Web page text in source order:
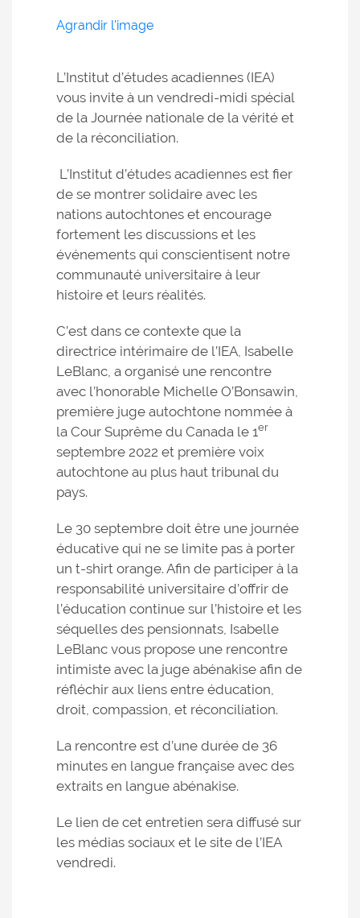
Agrandir l'image
L’Institut d’études acadiennes (IEA)
vous invite à un vendredi-midi spécial
de la Journée nationale de la vérité et
de la réconciliation.
L’Institut d’études acadiennes est fier
de se montrer solidaire avec les
nations autochtones et encourage
fortement les discussions et les
événements qui conscientisent notre
communauté universitaire à leur
histoire et leurs réalités.
C’est dans ce contexte que la
directrice intérimaire de l’IEA, Isabelle
LeBlanc, a organisé une rencontre
avec l’honorable Michelle O’Bonsawin,
première juge autochtone nommée à
la Cour Suprême du Canada le 1er
septembre 2022 et première voix
autochtone au plus haut tribunal du
pays.
Le 30 septembre doit être une journée
éducative qui ne se limite pas à porter
un t-shirt orange. Afin de participer à la
responsabilité universitaire d’offrir de
l’éducation continue sur l’histoire et les
séquelles des pensionnats, Isabelle
LeBlanc vous propose une rencontre
intimiste avec la juge abénakise afin de
réfléchir aux liens entre éducation,
droit, compassion, et réconciliation.
La rencontre est d’une durée de 36
minutes en langue française avec des
extraits en langue abénakise.
Le lien de cet entretien sera diffusé sur
les médias sociaux et le site de l’IEA
vendredi.